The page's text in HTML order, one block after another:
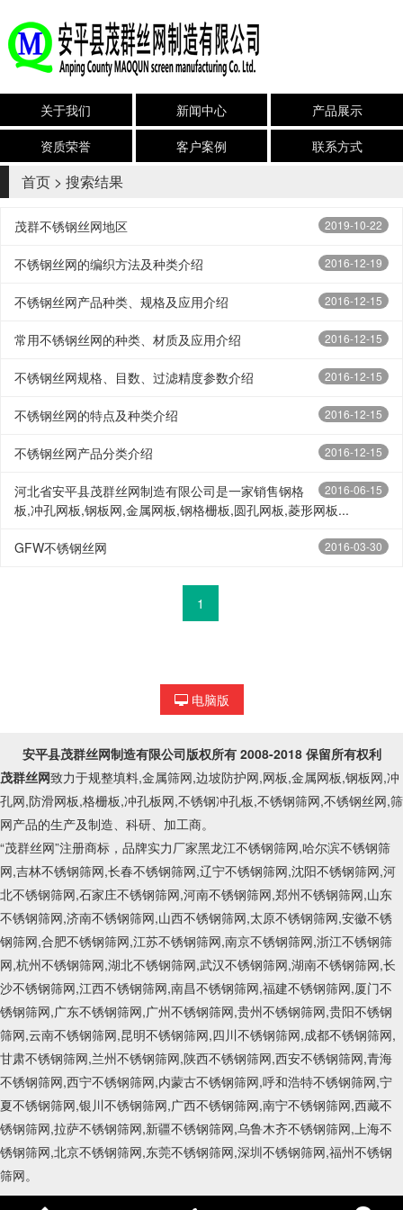
关于我们 新闻中心
产品展示
资质荣誉
客户案例 联系方式
首页 > 搜索结果
2019-10-22
茂群不锈钢丝网地区
2016-12-19
不锈钢丝网的编织方法及种类介绍
2016-12-15
不锈钢丝网产品种类、规格及应用介绍
2016-12-15
常用不锈钢丝网的种类、材质及应用介绍
2016-12-15
不锈钢丝网规格、目数、过滤精度参数介绍
2016-12-15
不锈钢丝网的特点及种类介绍
2016-12-15
不锈钢丝网产品分类介绍
2016-06-15
河北省安平县茂群丝网制造有限公司是一家销售钢格
板,冲孔网板,钢板网,金属网板,钢格栅板,圆孔网板,菱形网板...
2016-03-30
GFW不锈钢丝网
1
电脑版
安平县茂群丝网制造有限公司版权所有 2008-2018 保留所有权利
茂群丝网致力于规整填料,金属筛网,边坡防护网,网板,金属网板,钢板网,冲
孔网,防滑网板,格栅板,冲孔板网,不锈钢冲孔板,不锈钢筛网,不锈钢丝网,筛
网产品的生产及制造、科研、加工商。
“茂群丝网”注册商标，品牌实力厂家黑龙江不锈钢筛网,哈尔滨不锈钢筛
网,吉林不锈钢筛网,长春不锈钢筛网,辽宁不锈钢筛网,沈阳不锈钢筛网,河
北不锈钢筛网,石家庄不锈钢筛网,河南不锈钢筛网,郑州不锈钢筛网,山东
不锈钢筛网,济南不锈钢筛网,山西不锈钢筛网,太原不锈钢筛网,安徽不锈
钢筛网,合肥不锈钢筛网,江苏不锈钢筛网,南京不锈钢筛网,浙江不锈钢筛
网,杭州不锈钢筛网,湖北不锈钢筛网,武汉不锈钢筛网,湖南不锈钢筛网,长
沙不锈钢筛网,江西不锈钢筛网,南昌不锈钢筛网,福建不锈钢筛网,厦门不
锈钢筛网,广东不锈钢筛网,广州不锈钢筛网,贵州不锈钢筛网,贵阳不锈钢
筛网,云南不锈钢筛网,昆明不锈钢筛网,四川不锈钢筛网,成都不锈钢筛网,
甘肃不锈钢筛网,兰州不锈钢筛网,陕西不锈钢筛网,西安不锈钢筛网,青海
不锈钢筛网,西宁不锈钢筛网,内蒙古不锈钢筛网,呼和浩特不锈钢筛网,宁
夏不锈钢筛网,银川不锈钢筛网,广西不锈钢筛网,南宁不锈钢筛网,西藏不
锈钢筛网,拉萨不锈钢筛网,新疆不锈钢筛网,乌鲁木齐不锈钢筛网,上海不
锈钢筛网,北京不锈钢筛网,东莞不锈钢筛网,深圳不锈钢筛网,福州不锈钢
筛网。